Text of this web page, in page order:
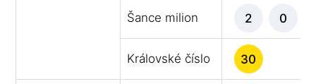
Šance milion 2 0
Královské číslo 30